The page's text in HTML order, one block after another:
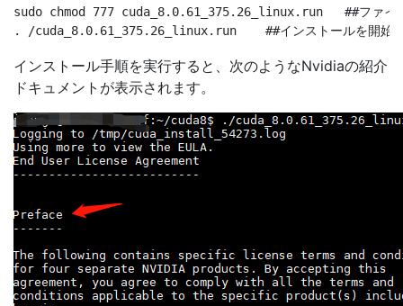
sudo chmod 777 cuda_8.0.61_375.26_linux.run   ##ファイル
インストール手順を実行すると、次のようなNvidiaの紹介
ドキュメントが表示されます。